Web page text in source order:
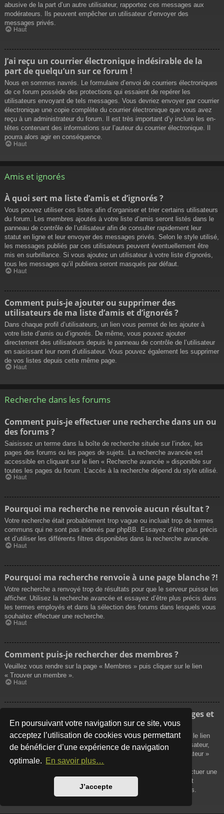
En poursuivant votre navigation sur ce site, vous
acceptez l’utilisation de cookies vous permettant
de bénéficier d’une expérience de navigation
optimale. En savoir plus…
J’accepte
abusive de la part d’un autre utilisateur, rapportez ces messages aux
modérateurs. Ils peuvent empêcher un utilisateur d’envoyer des
messages privés.
Haut
J’ai reçu un courrier électronique indésirable de la
part de quelqu’un sur ce forum !
Nous en sommes navrés. Le formulaire d’envoi de courriers électroniques
de ce forum possède des protections qui essaient de repérer les
utilisateurs envoyant de tels messages. Vous devriez envoyer par courrier
électronique une copie complète du courrier électronique que vous avez
reçu à un administrateur du forum. Il est très important d’y inclure les en-
têtes contenant des informations sur l’auteur du courrier électronique. Il
pourra alors agir en conséquence.
Haut
Amis et ignorés
À quoi sert ma liste d’amis et d’ignorés ?
Vous pouvez utiliser ces listes afin d’organiser et trier certains utilisateurs
du forum. Les membres ajoutés à votre liste d’amis seront listés dans le
panneau de contrôle de l’utilisateur afin de consulter rapidement leur
statut en ligne et leur envoyer des messages privés. Selon le style utilisé,
les messages publiés par ces utilisateurs peuvent éventuellement être
mis en surbrillance. Si vous ajoutez un utilisateur à votre liste d’ignorés,
tous les messages qu’il publiera seront masqués par défaut.
Haut
Comment puis-je ajouter ou supprimer des
utilisateurs de ma liste d’amis et d’ignorés ?
Dans chaque profil d’utilisateurs, un lien vous permet de les ajouter à
votre liste d’amis ou d’ignorés. De même, vous pouvez ajouter
directement des utilisateurs depuis le panneau de contrôle de l’utilisateur
en saisissant leur nom d’utilisateur. Vous pouvez également les supprimer
de vos listes depuis cette même page.
Haut
Recherche dans les forums
Comment puis-je effectuer une recherche dans un ou
des forums ?
Saisissez un terme dans la boîte de recherche située sur l’index, les
pages des forums ou les pages de sujets. La recherche avancée est
accessible en cliquant sur le lien « Recherche avancée » disponible sur
toutes les pages du forum. L’accès à la recherche dépend du style utilisé.
Haut
Pourquoi ma recherche ne renvoie aucun résultat ?
Votre recherche était probablement trop vague ou incluait trop de termes
communs qui ne sont pas indexés par phpBB. Essayez d’être plus précis
et d’utiliser les différents filtres disponibles dans la recherche avancée.
Haut
Pourquoi ma recherche renvoie à une page blanche ?!
Votre recherche a renvoyé trop de résultats pour que le serveur puisse les
afficher. Utilisez la recherche avancée et essayez d’être plus précis dans
les termes employés et dans la sélection des forums dans lesquels vous
souhaitez effectuer une recherche.
Haut
Comment puis-je rechercher des membres ?
Veuillez vous rendre sur la page « Membres » puis cliquer sur le lien
« Trouver un membre ».
Haut
Comment puis-je retrouver mes propres messages et
sujets ?
Vos propres messages peuvent être affichés soit en cliquant sur le lien
« Afficher vos messages » dans le panneau de contrôle de l’utilisateur,
soit en cliquant sur le lien « Rechercher les messages de l’utilisateur »
sur la page de votre propre profil ou soit en cliquant sur le menu
« Raccourcis » situé sur la partie supérieure du forum. Pour effectuer une
recherche de vos propres sujets, utilisez la recherche avancée et
remplissez convenablement les options qui vous sont disponibles.